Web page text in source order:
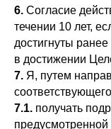
6. Согласие
течении 10 лет,
достигнуты
в достижении
7. Я, путем
7.1. получать